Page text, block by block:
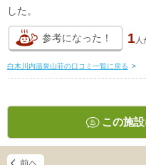
した。
参考になった！ 1 人
白木川内温泉山荘の口コミ一覧に戻る >
この施